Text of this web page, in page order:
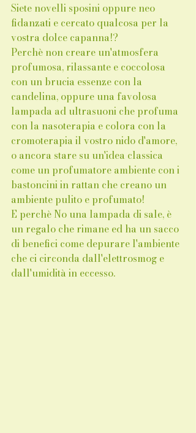
Siete novelli sposini oppure neo
fidanzati e cercato qualcosa per la
vostra dolce capanna!?
Perchè non creare un'atmosfera
profumosa, rilassante e coccolosa
con un brucia essenze con la
candelina, oppure una favolosa
lampada ad ultrasuoni che profuma
con la nasoterapia e colora con la
cromoterapia il vostro nido d'amore,
o ancora stare su un'idea classica
come un profumatore ambiente con i
bastoncini in rattan che creano un
ambiente pulito e profumato!
E perchè No una lampada di sale, è
un regalo che rimane ed ha un sacco
di benefici come depurare l'ambiente
che ci circonda dall'elettrosmog e
dall'umidità in eccesso.